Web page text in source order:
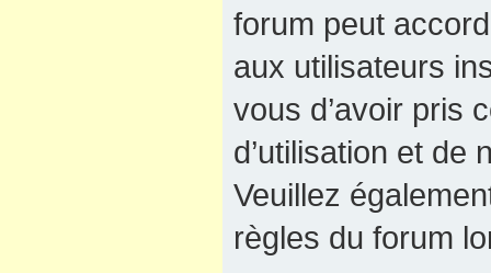
forum peut
aux utilisateurs
vous d’avoir pris
d’utilisation et de
Veuillez
règles du forum